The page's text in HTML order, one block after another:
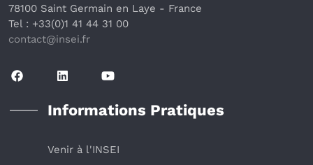
78100 Saint Germain en Laye - France
Tel : +33(0)1 41 44 31 00
contact@insei.fr
Informations Pratiques
Venir à l'INSEI